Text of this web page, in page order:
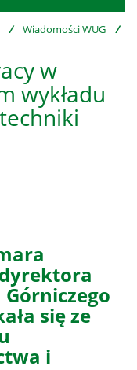
/ Wiadomości WUG /
w
wykładu
się ze
i